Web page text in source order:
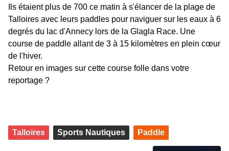
Ils étaient plus de 700 ce matin à s'élancer de la plage de
Talloires avec leurs paddles pour naviguer sur les eaux à 6
degrés du lac d'Annecy lors de la Glagla Race. Une
course de paddle allant de 3 à 15 kilomètres en plein cœur
de l'hiver.
Retour en images sur cette course folle dans votre
reportage ?
Talloires Sports Nautiques Paddle